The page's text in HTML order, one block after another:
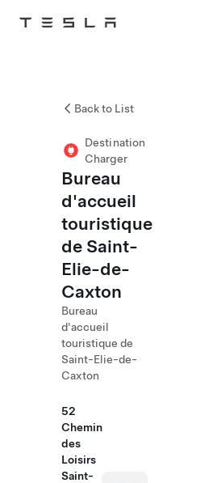
Tesla
Back to List
Destination
Charger
Bureau
d'accueil
touristique
de Saint-
Elie-de-
Caxton
Bureau
d'accueil
touristique de
Saint-Elie-de-
Caxton
52
Chemin
des
Loisirs
Saint-